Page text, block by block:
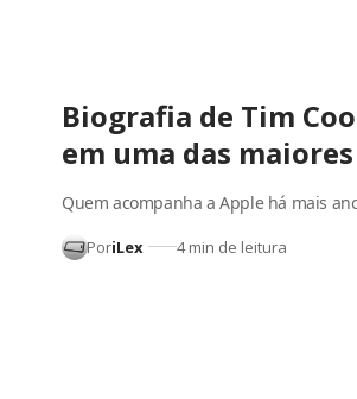
Biografia de Tim
em uma das
Quem acompanha a Apple há mais
PoriLex 4 min de leitura